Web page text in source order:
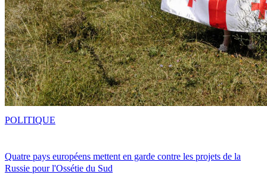
Quatre pays européens mettent en garde contre les projets de la
Russie pour l'Ossétie du Sud
POLITIQUE